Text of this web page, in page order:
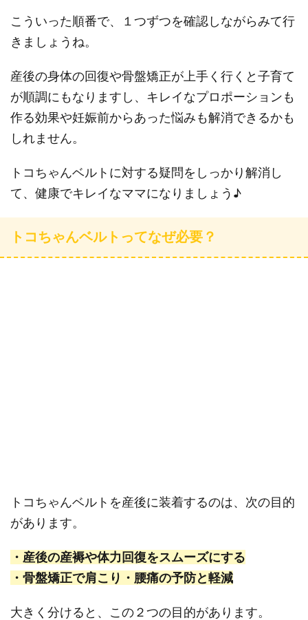
こういった順番で、１つずつを確認しながらみて行
きましょうね。
産後の身体の回復や骨盤矯正が上手く行くと子育て
が順調にもなりますし、キレイなプロポーションも
作る効果や妊娠前からあった悩みも解消できるかも
しれません。
トコちゃんベルトに対する疑問をしっかり解消し
て、健康でキレイなママになりましょう♪
トコちゃんベルトってなぜ必要？
トコちゃんベルトを産後に装着するのは、次の目的
があります。
・産後の産褥や体力回復をスムーズにする
・骨盤矯正で肩こり・腰痛の予防と軽減
大きく分けると、この２つの目的があります。